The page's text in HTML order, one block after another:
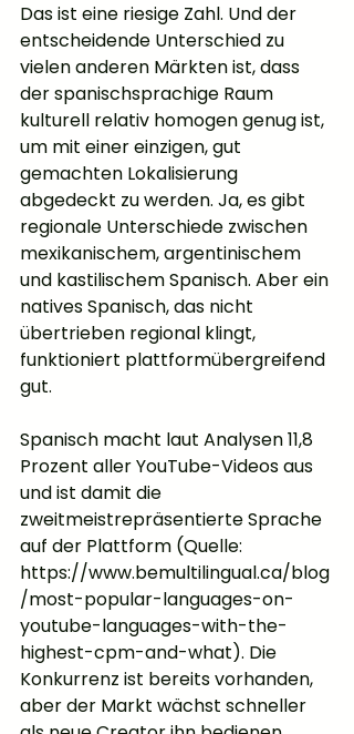
Das ist eine riesige Zahl. Und der
entscheidende Unterschied zu
vielen anderen Märkten ist, dass
der spanischsprachige Raum
kulturell relativ homogen genug ist,
um mit einer einzigen, gut
gemachten Lokalisierung
abgedeckt zu werden. Ja, es gibt
regionale Unterschiede zwischen
mexikanischem, argentinischem
und kastilischem Spanisch. Aber ein
natives Spanisch, das nicht
übertrieben regional klingt,
funktioniert plattformübergreifend
gut.
Spanisch macht laut Analysen 11,8
Prozent aller YouTube-Videos aus
und ist damit die
zweitmeistrepräsentierte Sprache
auf der Plattform (Quelle:
https://www.bemultilingual.ca/blog
/most-popular-languages-on-
youtube-languages-with-the-
highest-cpm-and-what). Die
Konkurrenz ist bereits vorhanden,
aber der Markt wächst schneller